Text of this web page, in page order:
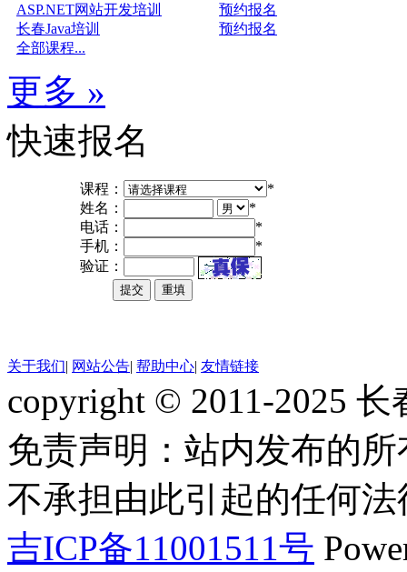
ASP.NET网站开发培训
预约报名
长春Java培训
预约报名
全部课程...
更多 »
快速报名
课程：
*
姓名：
*
电话：
*
手机：
*
验证：
关于我们| 网站公告| 帮助中心| 友情链接
copyright © 2011-2025
免责声明：站内发布的
不承担由此引起的任何
吉ICP备11001511号